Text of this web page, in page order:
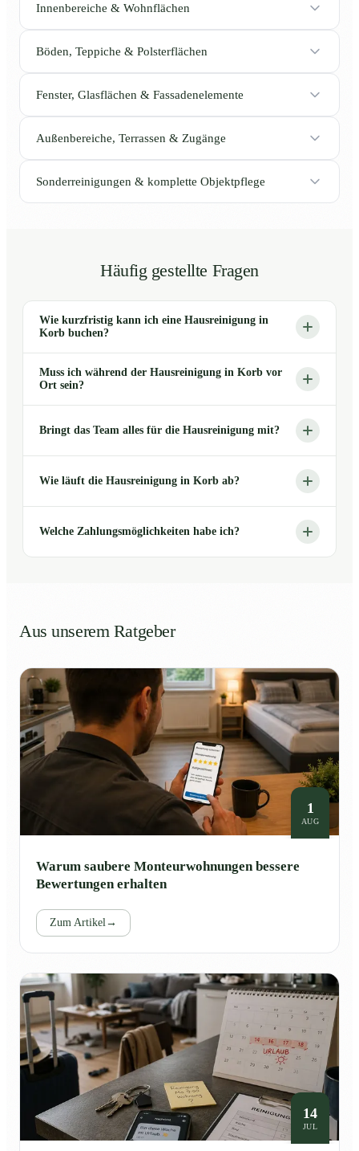
Innenbereiche & Wohnflächen
Böden, Teppiche & Polsterflächen
Fenster, Glasflächen & Fassadenelemente
Außenbereiche, Terrassen & Zugänge
Sonderreinigungen & komplette Objektpflege
Häufig gestellte Fragen
Wie kurzfristig kann ich eine Hausreinigung in
Korb buchen?
Muss ich während der Hausreinigung in Korb vor
Ort sein?
Bringt das Team alles für die Hausreinigung mit?
Wie läuft die Hausreinigung in Korb ab?
Welche Zahlungsmöglichkeiten habe ich?
Aus unserem Ratgeber
1
AUG
Warum saubere Monteurwohnungen bessere
Bewertungen erhalten
Zum Artikel→
14
JUL